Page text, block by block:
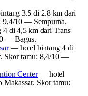
3.5 di 2,8 km dari
9,4/10 — Sempurna.
di 4,5 km dari Trans
— Bagus.
— hotel bintang 4 di
Skor tamu: 8,4/10 —
Center— hotel
Makassar. Skor tamu: